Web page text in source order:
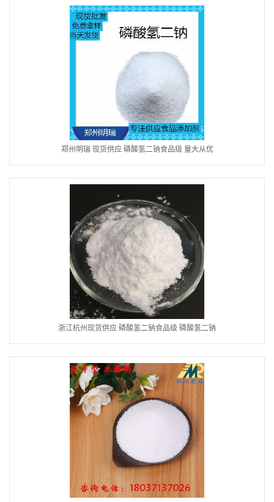
郑州明瑞 现货供应 磷酸氢二钠食品级 量大从优
浙江杭州现货供应 磷酸氢二钠食品级 磷酸氢二钠